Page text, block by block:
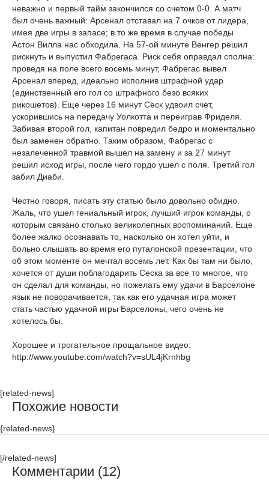
неважно и первый тайм закончился со счетом 0-0. А матч
был очень важный: Арсенал отставал на 7 очков от лидера,
имея две игры в запасе; в то же время в случае победы
Астон Вилла нас обходила. На 57-ой минуте Венгер решил
рискнуть и выпустил Фабрегаса. Риск себя оправдал сполна:
проведя на поле всего восемь минут, Фабрегас вывел
Арсенал вперед, идеально исполнив штрафной удар
(единственный его гол со штрафного безо всяких
рикошетов). Еще через 16 минут Сеск удвоил счет,
ускорившись на передачу Уолкотта и переиграв Фриделя.
Забивая второй гол, капитан повредил бедро и моментально
был заменен обратно. Таким образом, Фабрегас с
незалеченной травмой вышел на замену и за 27 минут
решил исход игры, после чего гордо ушел с поля. Третий гол
забил Диаби.
Честно говоря, писать эту статью было довольно обидно.
Жаль, что ушел гениальный игрок, лучший игрок команды, с
которым связано столько великолепных воспоминаний. Еще
более жалко осознавать то, насколько он хотел уйти, и
больно слышать во время его путалонской презентации, что
об этом моменте он мечтал восемь лет. Как бы там ни было,
хочется от души поблагодарить Сеска за все то многое, что
он сделал для команды, но пожелать ему удачи в Барселоне
язык не поворачивается, так как его удачная игра может
стать частью удачной игры Барселоны, чего очень не
хотелось бы.
Хорошее и трогательное прощальное видео:
http://www.youtube.com/watch?v=sUL4jKrnhbg
[related-news]
Похожие новости
{related-news}
[/related-news]
Комментарии (12)